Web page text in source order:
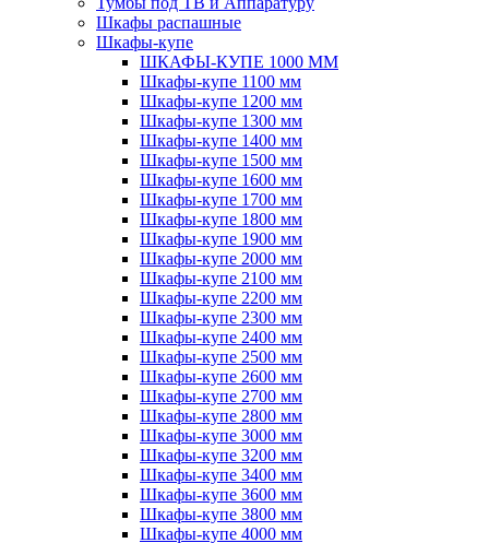
Шкафы распашные
Шкафы-купе
ШКАФЫ-КУПЕ 1000 ММ
Шкафы-купе 1100 мм
Шкафы-купе 1200 мм
Шкафы-купе 1300 мм
Шкафы-купе 1400 мм
Шкафы-купе 1500 мм
Шкафы-купе 1600 мм
Шкафы-купе 1700 мм
Шкафы-купе 1800 мм
Шкафы-купе 1900 мм
Шкафы-купе 2000 мм
Шкафы-купе 2100 мм
Шкафы-купе 2200 мм
Шкафы-купе 2300 мм
Шкафы-купе 2400 мм
Шкафы-купе 2500 мм
Шкафы-купе 2600 мм
Шкафы-купе 2700 мм
Шкафы-купе 2800 мм
Шкафы-купе 3000 мм
Шкафы-купе 3200 мм
Шкафы-купе 3400 мм
Шкафы-купе 3600 мм
Шкафы-купе 3800 мм
Шкафы-купе 4000 мм